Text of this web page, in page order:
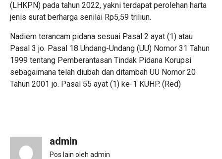
(LHKPN) pada tahun 2022, yakni terdapat perolehan harta
jenis surat berharga senilai Rp5,59 triliun.
Nadiem terancam pidana sesuai Pasal 2 ayat (1) atau
Pasal 3 jo. Pasal 18 Undang-Undang (UU) Nomor 31 Tahun
1999 tentang Pemberantasan Tindak Pidana Korupsi
sebagaimana telah diubah dan ditambah UU Nomor 20
Tahun 2001 jo. Pasal 55 ayat (1) ke-1 KUHP. (Red)
admin
Pos lain oleh admin